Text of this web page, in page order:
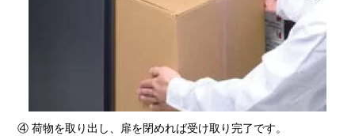
④ 荷物を取り出し、扉を閉めれば受け取り完了です。